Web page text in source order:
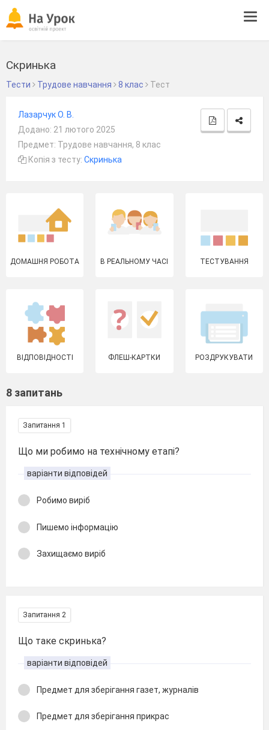
Скринька
Тести Трудове навчання 8 клас Тест
Лазарчук О. В.
Додано: 21 лютого 2025
Предмет: Трудове навчання, 8 клас
Копія з тесту: Скринька
ДОМАШНЯ РОБОТА В РЕАЛЬНОМУ ЧАСІ ТЕСТУВАННЯ
ВІДПОВІДНОСТІ ФЛЕШ-КАРТКИ РОЗДРУКУВАТИ
8 запитань
Запитання 1
Що ми робимо на технічному етапі?
варіанти відповідей
Робимо виріб
Пишемо інформацію
Захищаємо виріб
Запитання 2
Що таке скринька?
варіанти відповідей
Предмет для зберігання газет, журналів
Предмет для зберігання прикрас